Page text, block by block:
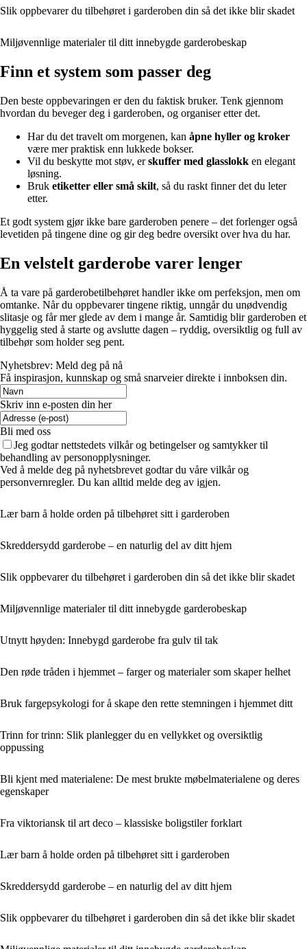
Slik oppbevarer du tilbehøret i garderoben din så det ikke blir skadet
Miljøvennlige materialer til ditt innebygde garderobeskap
Finn et system som passer deg
Den beste oppbevaringen er den du faktisk bruker. Tenk gjennom
hvordan du beveger deg i garderoben, og organiser etter det.
Har du det travelt om morgenen, kan åpne hyller og kroker
være mer praktisk enn lukkede bokser.
Vil du beskytte mot støv, erskuffer med glasslokk en elegant
løsning.
Bruk etiketter eller små skilt, så du raskt finner det du leter
etter.
Et godt system gjør ikke bare garderoben penere – det forlenger også
levetiden på tingene dine og gir deg bedre oversikt over hva du har.
En velstelt garderobe varer lenger
Å ta vare på garderobetilbehøret handler ikke om perfeksjon, men om
omtanke. Når du oppbevarer tingene riktig, unngår du unødvendig
slitasje og får mer glede av dem i mange år. Samtidig blir garderoben et
hyggelig sted å starte og avslutte dagen – ryddig, oversiktlig og full av
tilbehør som holder seg pent.
Nyhetsbrev: Meld deg på nå
Få inspirasjon, kunnskap og små snarveier direkte i innboksen din.
Skriv inn e-posten din her
Bli med oss
Jeg godtar nettstedets vilkår og betingelser og samtykker til
behandling av personopplysninger.
Ved å melde deg på nyhetsbrevet godtar du våre vilkår og
personvernregler. Du kan alltid melde deg av igjen.
Lær barn å holde orden på tilbehøret sitt i garderoben
Skreddersydd garderobe – en naturlig del av ditt hjem
Slik oppbevarer du tilbehøret i garderoben din så det ikke blir skadet
Miljøvennlige materialer til ditt innebygde garderobeskap
Utnytt høyden: Innebygd garderobe fra gulv til tak
Den røde tråden i hjemmet – farger og materialer som skaper helhet
Bruk fargepsykologi for å skape den rette stemningen i hjemmet ditt
Trinn for trinn: Slik planlegger du en vellykket og oversiktlig
oppussing
Bli kjent med materialene: De mest brukte møbelmaterialene og deres
egenskaper
Fra viktoriansk til art deco – klassiske boligstiler forklart
Lær barn å holde orden på tilbehøret sitt i garderoben
Skreddersydd garderobe – en naturlig del av ditt hjem
Slik oppbevarer du tilbehøret i garderoben din så det ikke blir skadet